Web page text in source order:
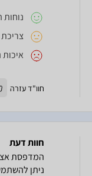
צריכת
חוו"ד עזרה
חוות דעת
המדפסת